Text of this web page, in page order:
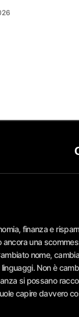
finanza e
una
nome,
Non è
si possano
capire davvero